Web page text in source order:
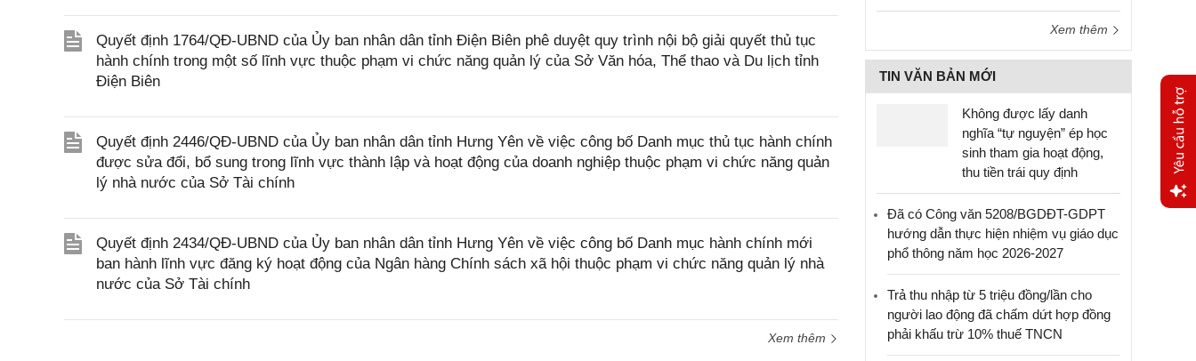
Quyết định 1764/QĐ-UBND của Ủy ban nhân dân tỉnh Điện Biên phê duyệt quy trình nội bộ giải quyết thủ tục
hành chính trong một số lĩnh vực thuộc phạm vi chức năng quản lý của Sở Văn hóa, Thể thao và Du lịch tỉnh
Điện Biên
Quyết định 2446/QĐ-UBND của Ủy ban nhân dân tỉnh Hưng Yên về việc công bố Danh mục thủ tục hành chính
được sửa đổi, bổ sung trong lĩnh vực thành lập và hoạt động của doanh nghiệp thuộc phạm vi chức năng quản
lý nhà nước của Sở Tài chính
Quyết định 2434/QĐ-UBND của Ủy ban nhân dân tỉnh Hưng Yên về việc công bố Danh mục hành chính mới
ban hành lĩnh vực đăng ký hoạt động của Ngân hàng Chính sách xã hội thuộc phạm vi chức năng quản lý nhà
nước của Sở Tài chính
Xem thêm
Xem thêm
TIN VĂN BẢN MỚI
Không được lấy danh
nghĩa “tự nguyện” ép học
sinh tham gia hoạt động,
thu tiền trái quy định
Đã có Công văn 5208/BGDĐT-GDPT
hướng dẫn thực hiện nhiệm vụ giáo dục
phổ thông năm học 2026-2027
Trả thu nhập từ 5 triệu đồng/lần cho
người lao động đã chấm dứt hợp đồng
phải khấu trừ 10% thuế TNCN